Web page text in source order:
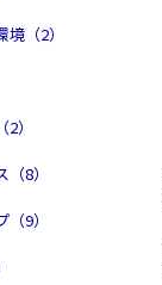
（2）
）
8）
9）